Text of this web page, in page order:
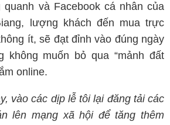
và Facebook cá nhân của
lượng khách đến mua trực
ít, sẽ đạt đỉnh vào đúng ngày
không muốn bỏ qua “mảnh đất
online.
vào các dịp lễ tôi lại đăng tải các
lên mạng xã hội để tăng thêm